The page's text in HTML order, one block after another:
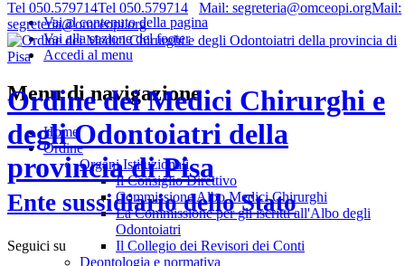
Vai al contenuto della pagina
Vai alla sezione del footer
Accedi al menu
Tel 050.579714Tel 050.579714 Mail: segreteria@omceopi.orgMail:
segreteria@omceopi.org
Ordine dei Medici Chirurghi e
degli Odontoiatri della
provincia di Pisa
Ente sussidiario dello Stato
Seguici su
Menu di navigazione
Home
Ordine
Organi Istituzionali
Il Consiglio Direttivo
Commissione Albo Medici Chirurghi
La Commissione per gli iscritti all'Albo degli
Odontoiatri
Il Collegio dei Revisori dei Conti
Deontologia e normativa